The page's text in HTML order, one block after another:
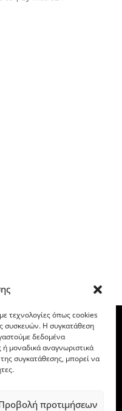
τεχνολογίες όπως cookies
συσκευών. Η συγκατάθεση
δεδομένα
μοναδικά αναγνωριστικά
συγκατάθεσης, μπορεί να
προτιμήσεων